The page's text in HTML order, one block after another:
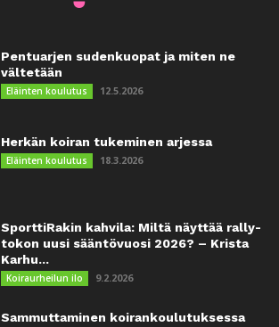
Pentuarjen sudenkuopat ja miten ne
vältetään
Eläinten koulutus 12.5.2026
Herkän koiran tukeminen arjessa
Eläinten koulutus 18.3.2026
SporttiRakin kahvila: Miltä näyttää rally-
tokon uusi sääntövuosi 2026? – Krista
Karhu...
Koiraurheilun ilo 9.2.2026
Sammuttaminen koirankoulutuksessa